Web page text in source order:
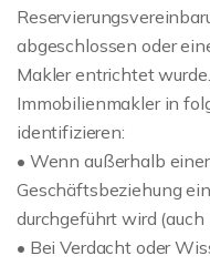
abgeschlossen oder
Makler entrichtet
Immobilienmakler in
identifizieren:
• Wenn außerhalb
Geschäftsbeziehung
durchgeführt wird
• Bei Verdacht oder